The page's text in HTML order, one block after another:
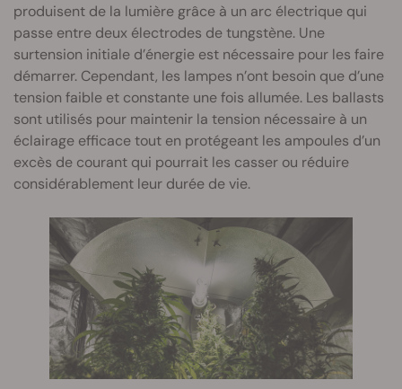
produisent de la lumière grâce à un arc électrique qui
passe entre deux électrodes de tungstène. Une
surtension initiale d’énergie est nécessaire pour les faire
démarrer. Cependant, les lampes n’ont besoin que d’une
tension faible et constante une fois allumée. Les ballasts
sont utilisés pour maintenir la tension nécessaire à un
éclairage efficace tout en protégeant les ampoules d’un
excès de courant qui pourrait les casser ou réduire
considérablement leur durée de vie.